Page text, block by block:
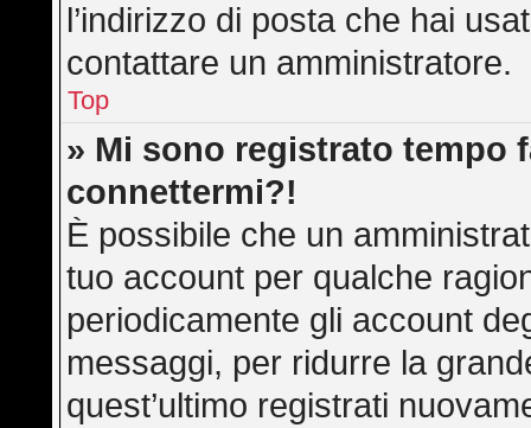
l’indirizzo di posta che hai
contattare un amministratore.
Top
» Mi sono registrato tempo
connettermi?!
È possibile che un
tuo account per qualche
periodicamente gli account
messaggi, per ridurre la
quest’ultimo registrati